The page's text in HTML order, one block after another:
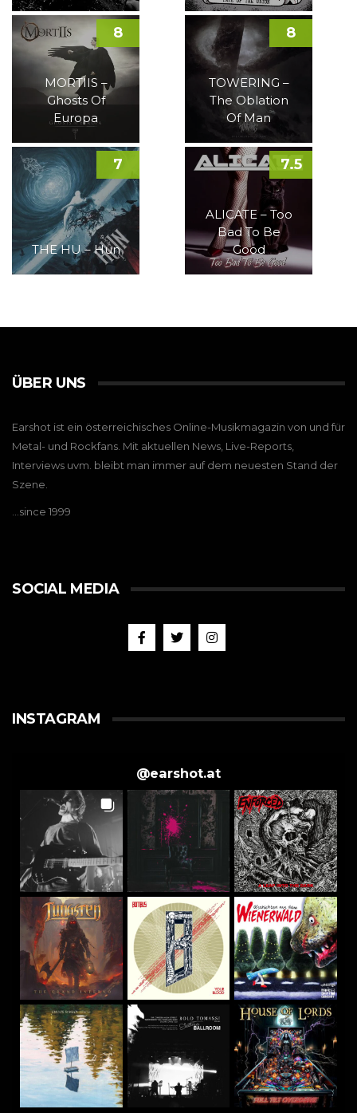
MORTIIS –
Ghosts Of
Europa
8
TOWERING –
The Oblation
Of Man
8
THE HU – Hun
7
ALICATE – Too
Bad To Be
Good
7.5
ÜBER UNS
Earshot ist ein österreichisches Online-Musikmagazin von und für
Metal- und Rockfans. Mit aktuellen News, Live-Reports,
Interviews uvm. bleibt man immer auf dem neuesten Stand der
Szene.
…since 1999
SOCIAL MEDIA
INSTAGRAM
@earshot.at